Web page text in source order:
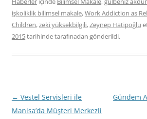
işkoliklik bilimsel makale,Work Addiction as
Children,zeki yüksekbilgili,Zeynep Hatipoğlu
2015tarihindetarafınadan gönderildi.
Yazı
dolaşımı
← Vestel Servisleri ile
Manisa’da Müşteri Merkezli
Gündem